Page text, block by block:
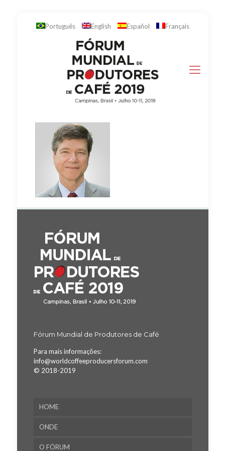
Português English Español Français
Fórum Mundial de Produtores de Café
Para mais informações:
info@worldcoffeeproducersforum.com
© 2018-2019
HOME
ONDE
O FÓRUM